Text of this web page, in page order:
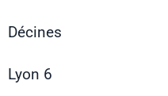
Décines
Lyon 6